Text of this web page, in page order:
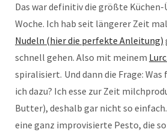
Das war definitiv die größte Küchen-
Woche. Ich hab seit längerer Zeit
Nudeln (hier die perfekte Anleitung)
schnell gehen. Also mit meinem
spiralisiert. Und dann die Frage:
ich dazu? Ich esse zur Zeit
Butter), deshalb gar nicht so
eine ganz improvisierte Pesto, die